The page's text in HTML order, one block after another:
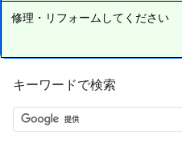
修理・リフォームしてください
キーワードで検索